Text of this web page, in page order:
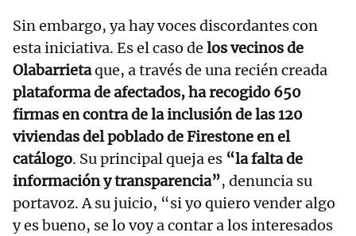
Sin embargo, ya hay voces discordantes con
esta iniciativa. Es el caso de los vecinos de
Olabarrietaque, a través de una recién creada
plataforma de afectados, ha recogido 650
firmas en contra de la inclusión de las 120
viviendas del poblado de Firestone en el
catálogo. Su principal queja es “la falta de
información y transparencia”, denuncia su
portavoz. A su juicio, “si yo quiero vender algo
y es bueno, se lo voy a contar a los interesados